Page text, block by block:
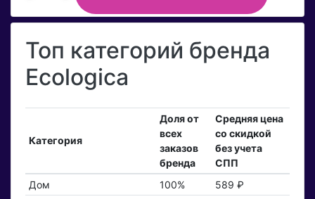
Топ категорий бренда
Ecologica
Категория
Доля от
всех
заказов
бренда
Средняя цена
со скидкой
без учета
СПП
Дом
100%
589 ₽